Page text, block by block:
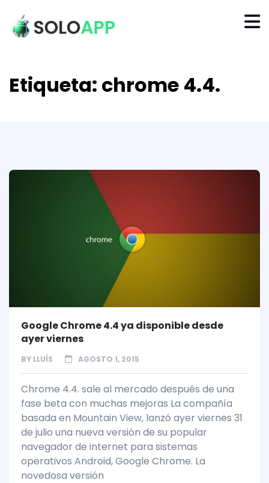
Etiqueta: chrome 4.4.
Google Chrome 4.4 ya disponible desde
ayer viernes
BY LLUÍS AGOSTO 1, 2015
Chrome 4.4. sale al mercado después de una
fase beta con muchas mejoras La compañía
basada en Mountain View, lanzó ayer viernes 31
de julio una nueva versión de su popular
navegador de internet para sistemas
operativos Android, Google Chrome. La
novedosa versión